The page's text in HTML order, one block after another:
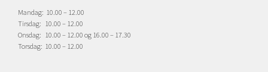
Mandag: 10.00 – 12.00
Tirsdag: 10.00 – 12.00
Onsdag: 10.00 – 12.00 og 16.00 – 17.30
Torsdag: 10.00 – 12.00